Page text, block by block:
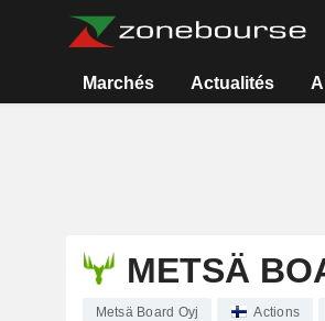
Marchés Actualités
METSÄ
Metsä Board Oyj Actions